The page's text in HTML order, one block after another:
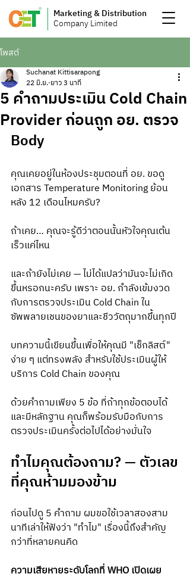
Marketing & Distribution
Company Limited
โพสต์
5 คำถามประเมิน Cold Chain
Provider ก่อนถูก อย. ตรวจ
Suchanat Kittisarapong
22 มิ.ย. ยาว 3 นาที
Body
คุณเคยอยู่ในห้องประชุมตอนที่ อย. ขอดู
เอกสาร Temperature Monitoring ย้อน
หลัง 12 เดือนไหมครับ?
ถ้าเคย… คุณจะรู้ดีว่าตอนนั้นหัวใจคุณเต้น
เร็วแค่ไหน
และถ้ายังไม่เคย — ไม่ได้แปลว่ามันจะไม่เกิด
ขึ้นหรอกนะครับ เพราะ อย. กำลังเข้มงวด
กับการตรวจประเมิน Cold Chain ใน
ซัพพลายเชนของยาและชีววัตถุมากขึ้นทุกปี
บทความนี้เขียนขึ้นเพื่อให้คุณมี "เช็กลิสต์"
ง่าย ๆ แต่ทรงพลัง สำหรับใช้ประเมินผู้ให้
บริการ Cold Chain ของคุณ
ด้วยคำถามเพียง 5 ข้อ ที่ถ้าทุกข้อตอบได้
และมีหลักฐาน คุณก็พร้อมรับมือกับการ
ตรวจประเมินครั้งต่อไปได้อย่างมั่นใจ
ทำไมคุณต้องถาม? — ตัวเลข
ที่คุณห้ามมองข้าม
ก่อนไปดู 5 คำถาม ผมขอใช้เวลาสองสาม
นาทีเล่าให้ฟังว่า "ทำไม" เรื่องนี้ถึงสำคัญ
กว่าที่หลายคนคิด
ความเสียหายระดับโลกที่ WHO เปิดเผย